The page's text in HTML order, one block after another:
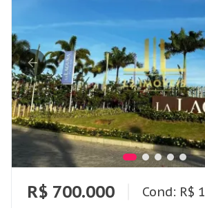
R$ 700.000 Cond: R$ 1